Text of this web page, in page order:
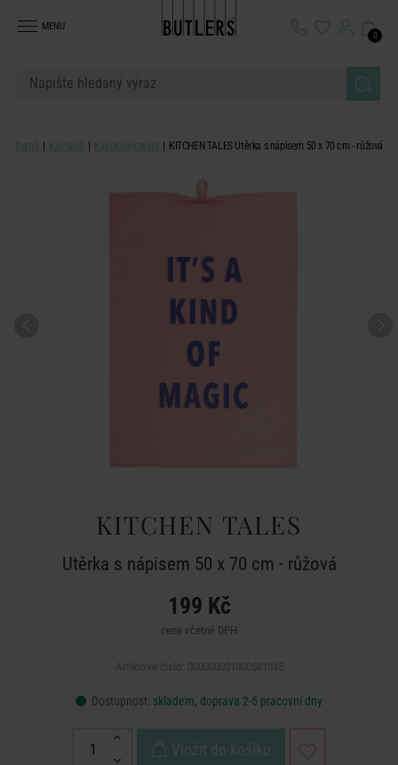
MENU
0
Domů Kuchyně Kuchyňský textil KITCHEN TALES Utěrka s nápisem 50 x 70 cm - růžová
KITCHEN TALES
Utěrka s nápisem 50 x 70 cm - růžová
199 Kč
cena včetně DPH
Dostupnost: skladem, doprava 2-5 pracovní dny
Vložit do košíku